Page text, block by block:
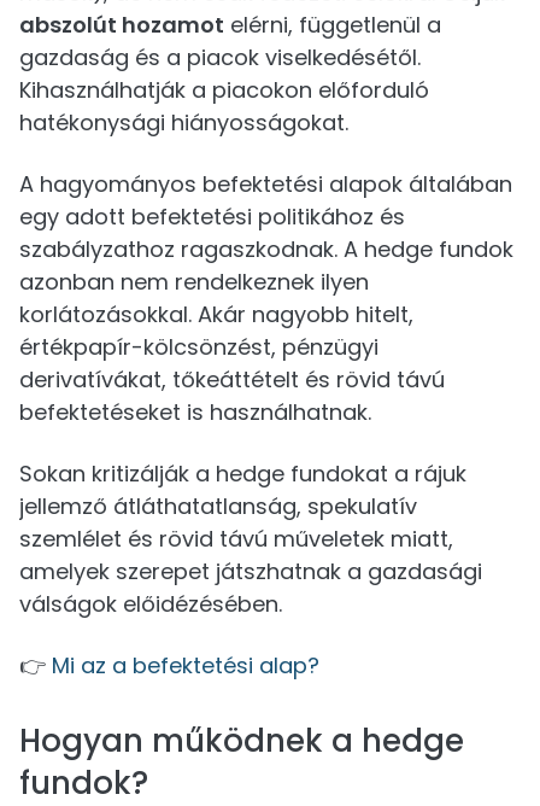
abszolút hozamot elérni, függetlenül a
gazdaság és a piacok viselkedésétől.
Kihasználhatják a piacokon előforduló
hatékonysági hiányosságokat.
A hagyományos befektetési alapok általában
egy adott befektetési politikához és
szabályzathoz ragaszkodnak. A hedge fundok
azonban nem rendelkeznek ilyen
korlátozásokkal. Akár nagyobb hitelt,
értékpapír-kölcsönzést, pénzügyi
derivatívákat, tőkeáttételt és rövid távú
befektetéseket is használhatnak.
Sokan kritizálják a hedge fundokat a rájuk
jellemző átláthatatlanság, spekulatív
szemlélet és rövid távú műveletek miatt,
amelyek szerepet játszhatnak a gazdasági
válságok előidézésében.
👉 Mi az a befektetési alap?
Hogyan működnek a hedge
fundok?